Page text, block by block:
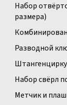
Набор
размера)
Разводной
Набор свёрл
Метчик и